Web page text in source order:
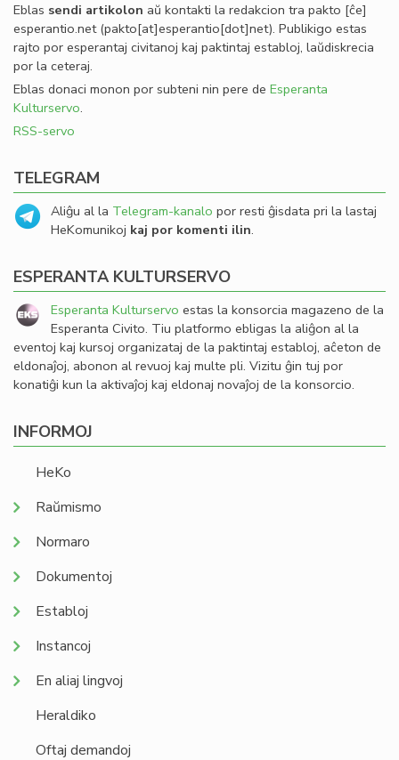
Eblas sendi artikolon aŭ kontakti la redakcion tra pakto [ĉe]
esperantio.net(pakto[at]esperantio[dot]net). Publikigo estas
rajto por esperantaj civitanoj kaj paktintaj establoj, laŭdiskrecia
por la ceteraj.
Eblas donaci monon por subteni nin pere de Esperanta
Kulturservo.
RSS-servo
TELEGRAM
Aliĝu al la Telegram-kanalo por resti ĝisdata pri la lastaj
HeKomunikoj kaj por komenti ilin.
ESPERANTA KULTURSERVO
Esperanta Kulturservo estas la konsorcia magazeno de la
Esperanta Civito. Tiu platformo ebligas la aliĝon al la
eventoj kaj kursoj organizataj de la paktintaj establoj, aĉeton de
eldonaĵoj, abonon al revuoj kaj multe pli. Vizitu ĝin tuj por
konatiĝi kun la aktivaĵoj kaj eldonaj novaĵoj de la konsorcio.
INFORMOJ
HeKo
Raŭmismo
Normaro
Dokumentoj
Establoj
Instancoj
En aliaj lingvoj
Heraldiko
Oftaj demandoj